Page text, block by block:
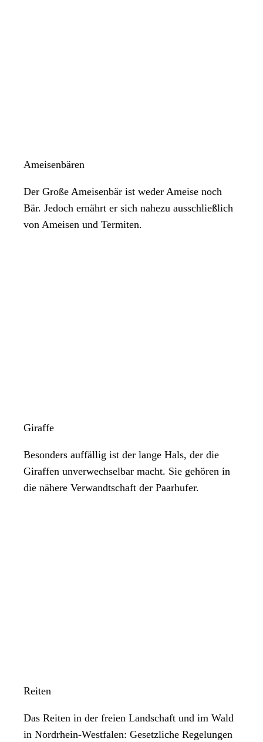
Ameisenbären
Der Große Ameisenbär ist weder Ameise noch
Bär. Jedoch ernährt er sich nahezu ausschließlich
von Ameisen und Termiten.
Giraffe
Besonders auffällig ist der lange Hals, der die
Giraffen unverwechselbar macht. Sie gehören in
die nähere Verwandtschaft der Paarhufer.
Reiten
Das Reiten in der freien Landschaft und im Wald
in Nordrhein-Westfalen: Gesetzliche Regelungen